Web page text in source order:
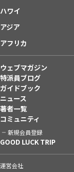
ハワイ
アジア
アフリカ
ウェブマガジン
特派員ブログ
ガイドブック
ニュース
著者一覧
コミュニティ
新規会員登録
GOOD LUCK TRIP
運営会社